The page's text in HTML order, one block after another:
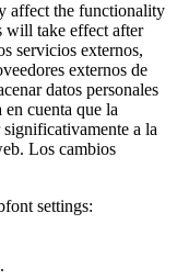
affect the functionality
will take effect after
servicios externos,
externos de
datos personales
en cuenta que la
significativamente a la
Los cambios
settings: